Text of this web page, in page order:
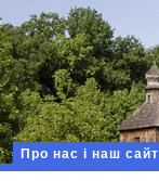
Про нас і наш сайт